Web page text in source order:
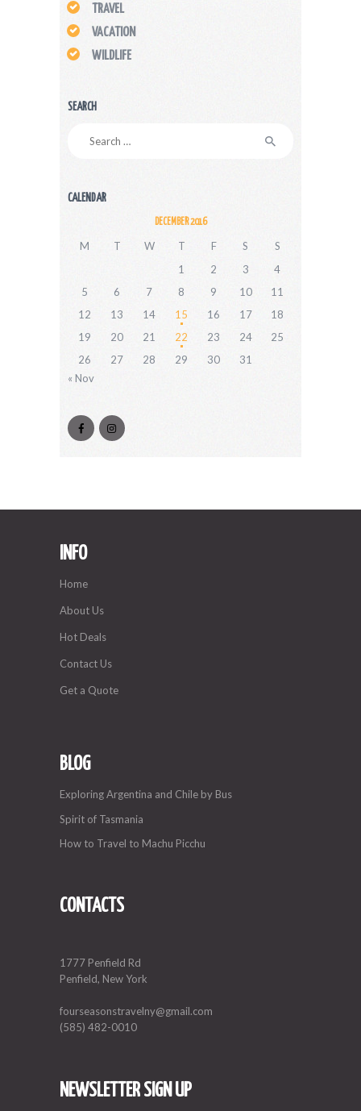
TRAVEL
VACATION
WILDLIFE
SEARCH
CALENDAR
DECEMBER 2016
M T W T F S
S
1
2 3
4
5
6 7 8 9 10
11
12
13 14 15 16 17
18
19
20 21 22 23 24
25
26
27 28 29 30
31
« Nov
INFO
Home
About Us
Hot Deals
Contact Us
Get a Quote
BLOG
Exploring Argentina and Chile by Bus
Spirit of Tasmania
How to Travel to Machu Picchu
CONTACTS
1777 Penfield Rd
Penfield, New York
fourseasonstravelny@gmail.com
(585) 482-0010
NEWSLETTER SIGN UP